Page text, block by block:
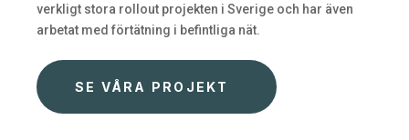
verkligt stora rollout projekten i Sverige och har även
arbetat med förtätning i befintliga nät.
SE VÅRA PROJEKT